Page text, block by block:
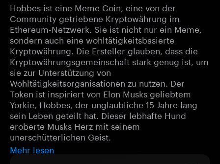
Hobbes ist eine Meme Coin, eine von der
Community getriebene Kryptowährung im
Ethereum-Netzwerk. Sie ist nicht nur ein Meme,
sondern auch eine wohltätigkeitsbasierte
Kryptowährung. Die Ersteller glauben, dass die
Kryptowährungsgemeinschaft stark genug ist, um
sie zur Unterstützung von
Wohltätigkeitsorganisationen zu nutzen. Der
Token ist inspiriert von Elon Musks geliebtem
Yorkie, Hobbes, der unglaubliche 15 Jahre lang
sein Leben geteilt hat. Dieser lebhafte Hund
eroberte Musks Herz mit seinem
unerschütterlichen Geist.
Mehr lesen